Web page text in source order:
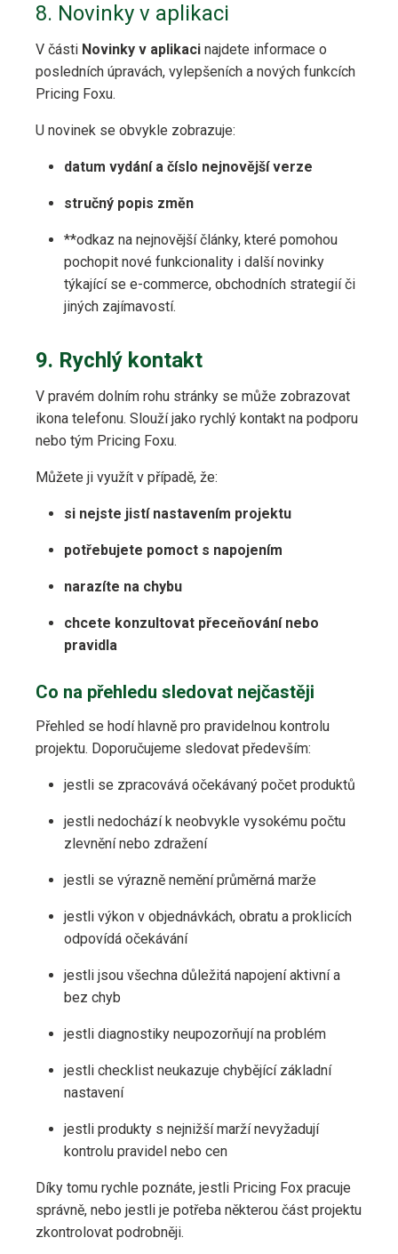
8. Novinky v aplikaci
V části Novinky v aplikaci najdete informace o
posledních úpravách, vylepšeních a nových funkcích
Pricing Foxu.
U novinek se obvykle zobrazuje:
datum vydání a číslo nejnovější verze
stručný popis změn
**odkaz na nejnovější články, které pomohou
pochopit nové funkcionality i další novinky
týkající se e-commerce, obchodních strategií či
jiných zajímavostí.
9. Rychlý kontakt
V pravém dolním rohu stránky se může zobrazovat
ikona telefonu. Slouží jako rychlý kontakt na podporu
nebo tým Pricing Foxu.
Můžete ji využít v případě, že:
si nejste jistí nastavením projektu
potřebujete pomoct s napojením
narazíte na chybu
chcete konzultovat přeceňování nebo
pravidla
Co na přehledu sledovat nejčastěji
Přehled se hodí hlavně pro pravidelnou kontrolu
projektu. Doporučujeme sledovat především:
jestli se zpracovává očekávaný počet produktů
jestli nedochází k neobvykle vysokému počtu
zlevnění nebo zdražení
jestli se výrazně nemění průměrná marže
jestli výkon v objednávkách, obratu a proklicích
odpovídá očekávání
jestli jsou všechna důležitá napojení aktivní a
bez chyb
jestli diagnostiky neupozorňují na problém
jestli checklist neukazuje chybějící základní
nastavení
jestli produkty s nejnižší marží nevyžadují
kontrolu pravidel nebo cen
Díky tomu rychle poznáte, jestli Pricing Fox pracuje
správně, nebo jestli je potřeba některou část projektu
zkontrolovat podrobněji.